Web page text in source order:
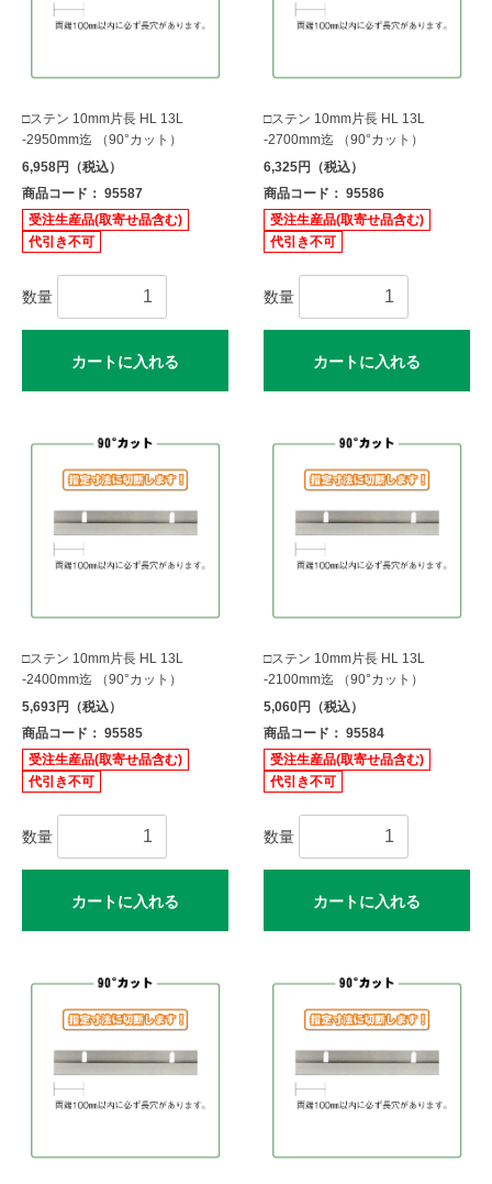
□ステン 10mm片長 HL 13L
-2950mm迄 （90°カット）
6,958円（税込）
商品コード： 95587
受注生産品(取寄せ品含む)
代引き不可
数量
カートに入れる
□ステン 10mm片長 HL 13L
-2700mm迄 （90°カット）
6,325円（税込）
商品コード： 95586
受注生産品(取寄せ品含む)
代引き不可
数量
カートに入れる
□ステン 10mm片長 HL 13L
-2400mm迄 （90°カット）
5,693円（税込）
商品コード： 95585
受注生産品(取寄せ品含む)
代引き不可
数量
カートに入れる
□ステン 10mm片長 HL 13L
-2100mm迄 （90°カット）
5,060円（税込）
商品コード： 95584
受注生産品(取寄せ品含む)
代引き不可
数量
カートに入れる